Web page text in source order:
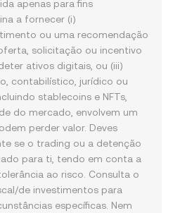
apenas para fins
a fornecer (i)
ou uma recomendação
solicitação ou incentivo
ativos digitais, ou (iii)
contabilístico, jurídico ou
stablecoins e NFTs,
do mercado, envolvem um
perder valor. Deves
se o trading ou a detenção
para ti, tendo em conta a
ao risco. Consulta o
de investimentos para
específicas. Nem